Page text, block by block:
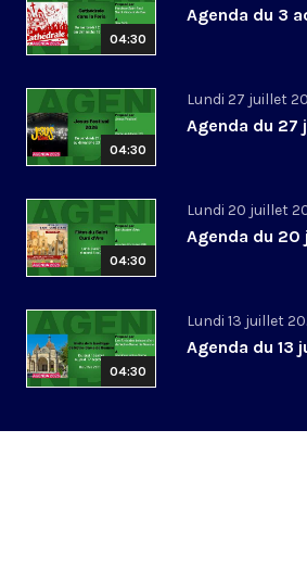
04:30
Agenda du 3
04:30
Lundi 27 juillet
Agenda du 27
04:30
Lundi 20 juillet
Agenda du
04:30
Lundi 13 juillet
Agenda du 13